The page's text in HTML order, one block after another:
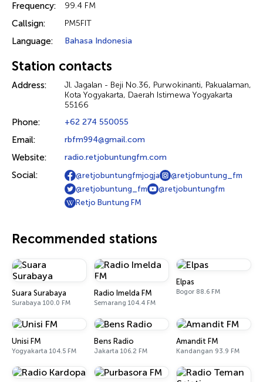
Frequency: 99.4 FM
Callsign: PM5FIT
Language: Bahasa Indonesia
Station contacts
Address:
Jl. Jagalan - Beji No.36, Purwokinanti, Pakualaman,
Kota Yogyakarta, Daerah Istimewa Yogyakarta
55166
Phone: +62 274 550055
Email: rbfm994@gmail.com
Website: radio.retjobuntungfm.com
Social: @retjobuntungfmjogja
@retjobuntung_fm
@retjobuntung_fm
@retjobuntungfm
Retjo Buntung FM
Recommended stations
Suara Surabaya
Surabaya 100.0 FM
Radio Imelda FM
Semarang 104.4 FM
Elpas
Bogor 88.6 FM
Unisi FM
Yogyakarta 104.5 FM
Bens Radio
Jakarta 106.2 FM
Amandit FM
Kandangan 93.9 FM